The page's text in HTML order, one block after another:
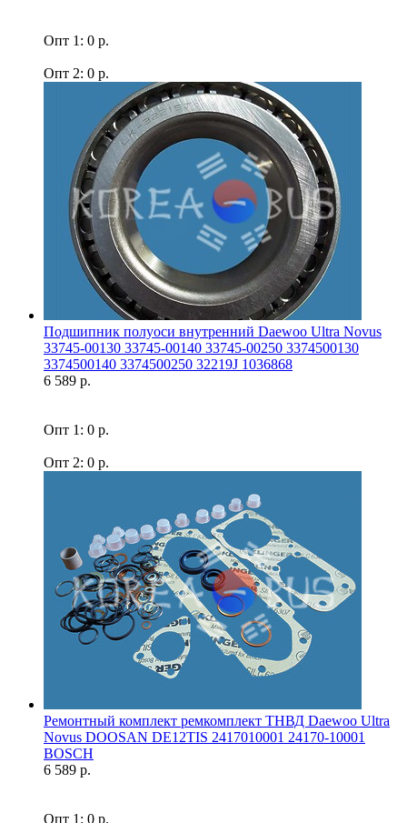
Опт 1: 0 р.
Опт 2: 0 р.
Подшипник полуоси внутренний Daewoo Ultra Novus
33745-00130 33745-00140 33745-00250 3374500130
3374500140 3374500250 32219J 1036868
6 589 р.
Опт 1: 0 р.
Опт 2: 0 р.
Ремонтный комплект ремкомплект ТНВД Daewoo Ultra
Novus DOOSAN DE12TIS 2417010001 24170-10001
BOSCH
6 589 р.
Опт 1: 0 р.